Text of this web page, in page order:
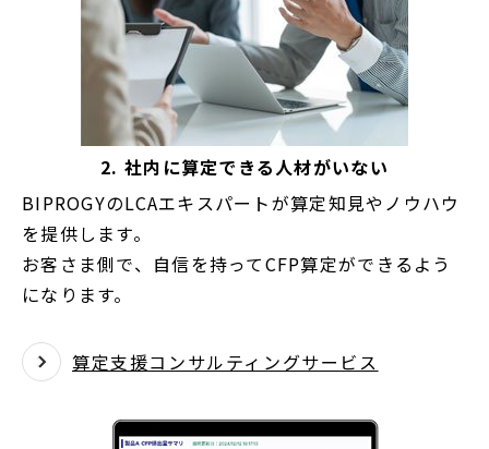
2. 社内に算定できる人材がいない
BIPROGYのLCAエキスパートが算定知見やノウハウ
を提供します。
お客さま側で、自信を持ってCFP算定ができるよう
になります。
算定支援コンサルティングサービス